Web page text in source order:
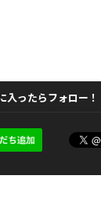
入ったらフォロー！